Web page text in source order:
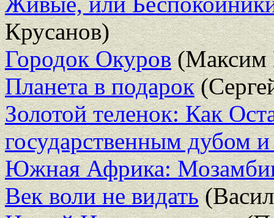
Крусанов)
Городок Окуров(Максим
Планета в подарок
Золотой теленок: Как
государственным дубом
Южная Африка:
Век воли не видать